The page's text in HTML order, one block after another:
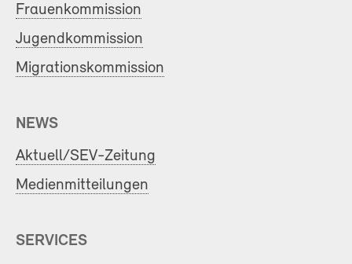
Frauenkommission
Jugendkommission
Migrationskommission
NEWS
Aktuell/SEV-Zeitung
Medienmitteilungen
SERVICES